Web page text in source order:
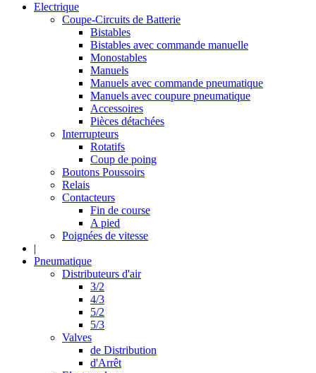
Electrique
Coupe-Circuits de Batterie
Bistables
Bistables avec commande manuelle
Monostables
Manuels
Manuels avec commande pneumatique
Manuels avec coupure pneumatique
Accessoires
Pièces détachées
Interrupteurs
Rotatifs
Coup de poing
Boutons Poussoirs
Relais
Contacteurs
Fin de course
A pied
Poignées de vitesse
|
Pneumatique
Distributeurs d'air
3/2
4/3
5/2
5/3
Valves
de Distribution
d'Arrêt